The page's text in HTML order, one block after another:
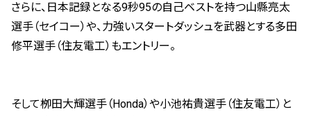
さらに、日本記録となる9秒95の自己ベストを持つ山縣亮太
選手（セイコー）や、力強いスタートダッシュを武器とする多田
修平選手（住友電工）もエントリー。
そして栁田大輝選手（Honda）や小池祐貴選手（住友電工）と